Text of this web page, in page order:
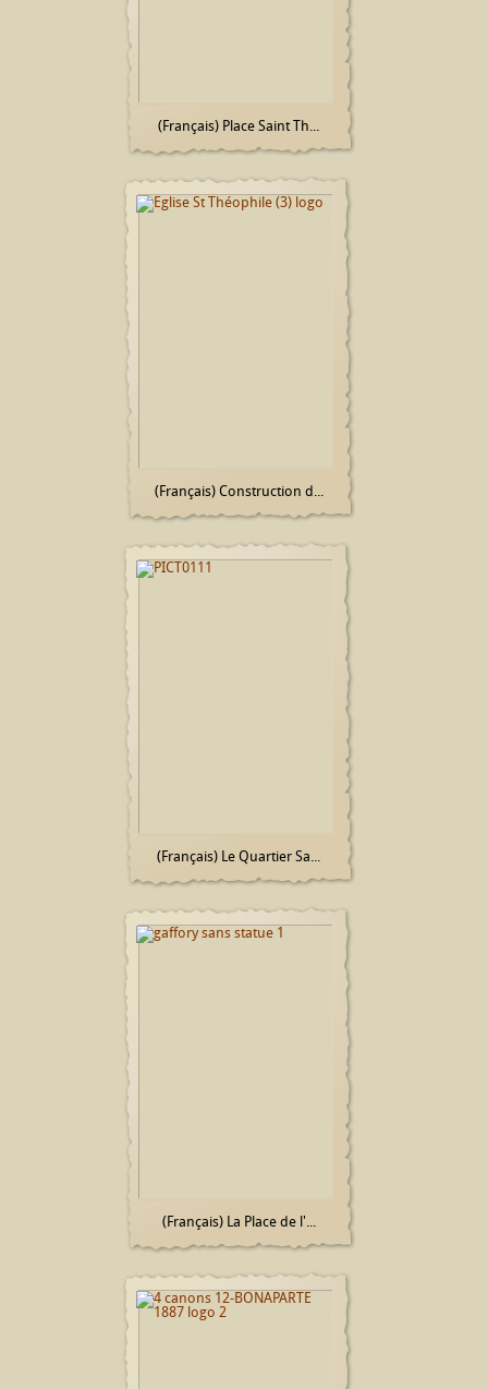
(Français) Place Saint Th...
(Français) Construction d...
(Français) Le Quartier Sa...
(Français) La Place de l'...